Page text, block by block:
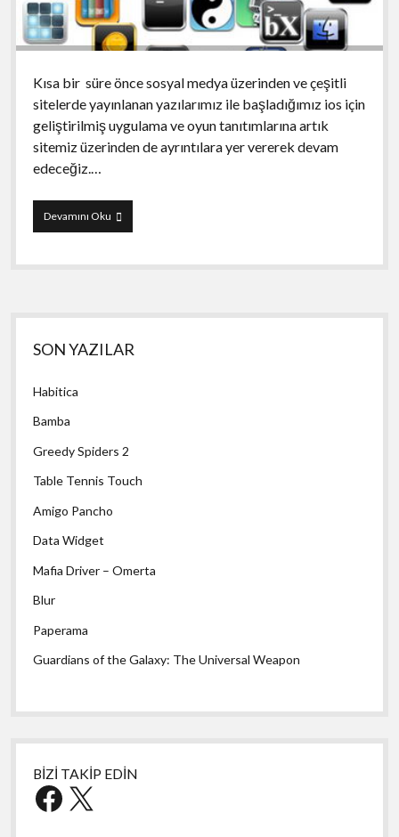
Kısa bir süre önce sosyal medya üzerinden ve çeşitli
sitelerde yayınlanan yazılarımız ile başladığımız ios için
geliştirilmiş uygulama ve oyun tanıtımlarına artık
sitemiz üzerinden de ayrıntılara yer vererek devam
edeceğiz.…
Devamını OkuAppMedya
Yayında…
Yan
Menü
SON YAZILAR
Habitica
Bamba
Greedy Spiders 2
Table Tennis Touch
Amigo Pancho
Data Widget
Mafia Driver – Omerta
Blur
Paperama
Guardians of the Galaxy: The Universal Weapon
BİZİ TAKİP EDİN
Facebook
X